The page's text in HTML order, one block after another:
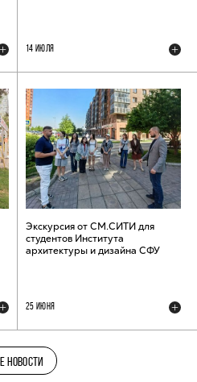
14 ИЮЛЯ
Экскурсия от СМ.СИТИ для
студентов Института
архитектуры и дизайна СФУ
25 ИЮНЯ
НОВОСТИ